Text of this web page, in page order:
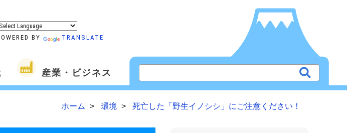
BY TRANSLATE
産業・ビジネス
ホーム 環境 死亡した「野生イノシシ」にご注意ください！